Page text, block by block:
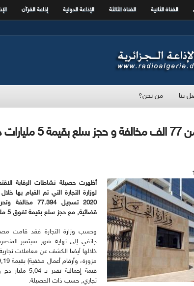
القناة الثانية القناة الثالثة الإذاعة الدولية إذاعة القرآن
بنا من نحن؟
تسجيل ازيد من 77 الف
أظهرت حصيلة نشاطات الرقابة
لوزارة التجارة التي تم القيام بها
قضائية, مع حجز سلع بقيمة تفوق 5 مليار دينار .
وحسب وزارة التجارة فقد قامت
خلالها أيضا الكشف عن معاملات
تجاري, حسب ذات الحصيلة.